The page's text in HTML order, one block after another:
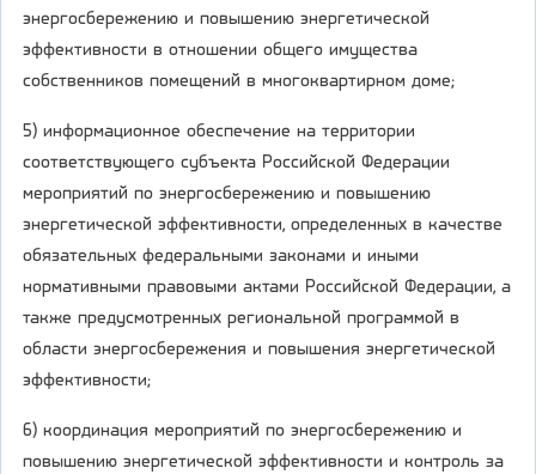
энергосбережению и повышению энергетической
эффективности в отношении общего имущества
собственников помещений в многоквартирном доме;
5) информационное обеспечение на территории
соответствующего субъекта Российской Федерации
мероприятий по энергосбережению и повышению
энергетической эффективности, определенных в качестве
обязательных федеральными законами и иными
нормативными правовыми актами Российской Федерации, а
также предусмотренных региональной программой в
области энергосбережения и повышения энергетической
эффективности;
6) координация мероприятий по энергосбережению и
повышению энергетической эффективности и контроль за